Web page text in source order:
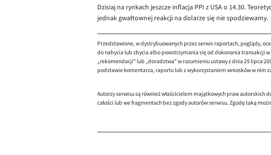
Dzisiaj na rynkach jeszcze inflacja PPI z USA o 14.30.
jednak gwałtownej reakcji na dolarze się nie spodziewamy.
Przedstawione, w dystrybuowanych przez serwis raportach, poglądy,
do nabycia lub zbycia albo powstrzymania się od dokonania transakcji
„rekomendacji" lub „doradztwa" w rozumieniu ustawy z dnia 29 lipca
podstawie komentarza, raportu lub z wykorzystaniem wniosków w nim
Autorzy serwisu są również właścicielem majątkowych praw
całości lub we fragmentach bez zgody autorów serwisu. Zgodę taką